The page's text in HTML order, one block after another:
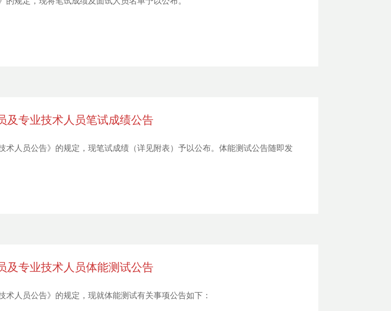
及专业技术人员笔试成绩公告
人员公告》的规定，现笔试成绩（详见附表）予以公布。体能测试公告随即发
及专业技术人员体能测试公告
人员公告》的规定，现就体能测试有关事项公告如下：